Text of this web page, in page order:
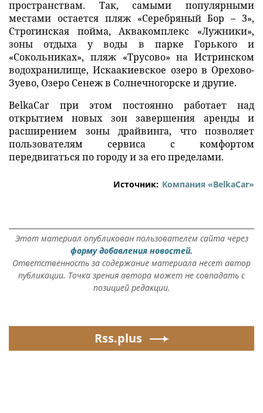
пространствам. Так, самыми популярными
местами остается пляж «Серебряный Бор – 3»,
Строгинская пойма, Аквакомплекс «Лужники»,
зоны отдыха у воды в парке Горького и
«Сокольниках», пляж «Трусово» на Истринском
водохранилище, Искаакиевское озеро в Орехово-
Зуево, Озеро Сенеж в Солнечногорске и другие.
BelkaCar при этом постоянно работает над
открытием новых зон завершения аренды и
расширением зоны драйвинга, что позволяет
пользователям сервиса с комфортом
передвигаться по городу и за его пределами.
Источник: Компания «BelkaCar»
Этот материал опубликован пользователем сайта через
форму добавления новостей.
Ответственность за содержание материала несет автор
публикации. Точка зрения автора может не совпадать с
позицией редакции.
Rss.plus